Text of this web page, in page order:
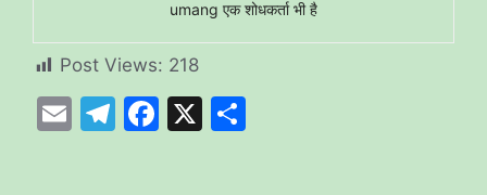
umang एक शोधकर्ता भी है
Post Views: 218
E
T
F
X